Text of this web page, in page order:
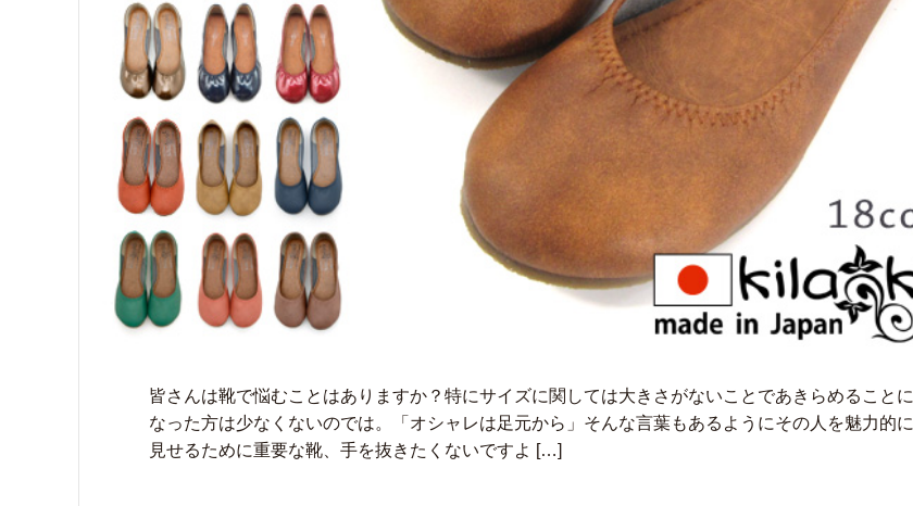
皆さんは靴で悩むことはありますか？特にサイズに関しては大きさがないことであきらめることに
なった方は少なくないのでは。「オシャレは足元から」そんな言葉もあるようにその人を魅力的に
見せるために重要な靴、手を抜きたくないですよ […]